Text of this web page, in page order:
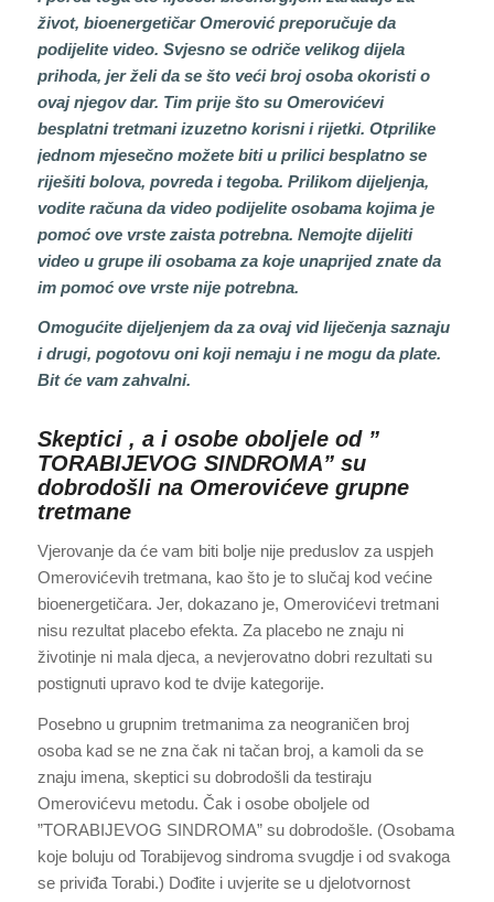
život, bioenergetičar Omerović preporučuje da
podijelite video. Svjesno se odriče velikog dijela
prihoda, jer želi da se što veći broj osoba okoristi o
ovaj njegov dar. Tim prije što su Omerovićevi
besplatni tretmani izuzetno korisni i rijetki. Otprilike
jednom mjesečno možete biti u prilici besplatno se
riješiti bolova, povreda i tegoba. Prilikom dijeljenja,
vodite računa da video podijelite osobama kojima je
pomoć ove vrste zaista potrebna. Nemojte dijeliti
video u grupe ili osobama za koje unaprijed znate da
im pomoć ove vrste nije potrebna.
Omogućite dijeljenjem da za ovaj vid liječenja saznaju
i drugi, pogotovu oni koji nemaju i ne mogu da plate.
Bit će vam zahvalni.
Skeptici , a i osobe oboljele od ”
TORABIJEVOG SINDROMA” su
dobrodošli na Omerovićeve grupne
tretmane
Vjerovanje da će vam biti bolje nije preduslov za uspjeh
Omerovićevih tretmana, kao što je to slučaj kod većine
bioenergetičara. Jer, dokazano je, Omerovićevi tretmani
nisu rezultat placebo efekta. Za placebo ne znaju ni
životinje ni mala djeca, a nevjerovatno dobri rezultati su
postignuti upravo kod te dvije kategorije.
Posebno u grupnim tretmanima za neograničen broj
osoba kad se ne zna čak ni tačan broj, a kamoli da se
znaju imena, skeptici su dobrodošli da testiraju
Omerovićevu metodu. Čak i osobe oboljele od
”TORABIJEVOG SINDROMA” su dobrodošle. (Osobama
koje boluju od Torabijevog sindroma svugdje i od svakoga
se priviđa Torabi.) Dođite i uvjerite se u djelotvornost